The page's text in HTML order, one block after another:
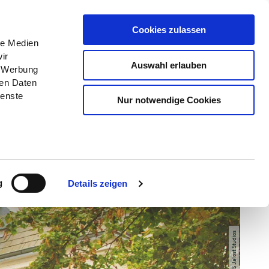
Medien
Daten
Details zeigen
Cookies zulassen
Auswahl erlauben
Nur notwendige Cookies
Erlebnisse Buchen